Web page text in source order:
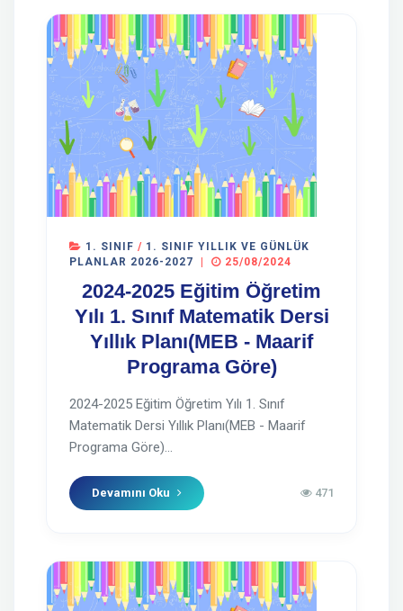
1. SINIF / 1. SINIF YILLIK VE GÜNLÜK
PLANLAR 2026-2027
25/08/2024
2024-2025 Eğitim Öğretim
Yılı 1. Sınıf Matematik Dersi
Yıllık Planı(MEB - Maarif
Programa Göre)
2024-2025 Eğitim Öğretim Yılı 1. Sınıf
Matematik Dersi Yıllık Planı(MEB - Maarif
Programa Göre)...
Devamını Oku 471